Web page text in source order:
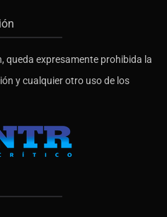
queda expresamente prohibida la
y cualquier otro uso de los